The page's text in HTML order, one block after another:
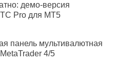
демо-версия
Pro для MT5
панель мультивалютная
4/5